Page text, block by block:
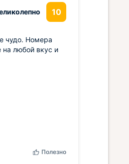
10
чудо. Номера
на любой вкус и
Полезно